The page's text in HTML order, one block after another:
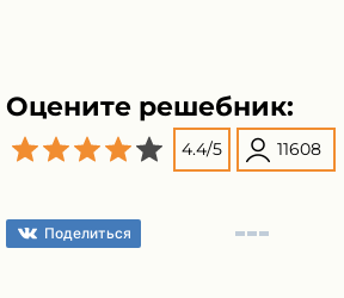
Оцените решебник:
4.4/5 11608
Поделиться